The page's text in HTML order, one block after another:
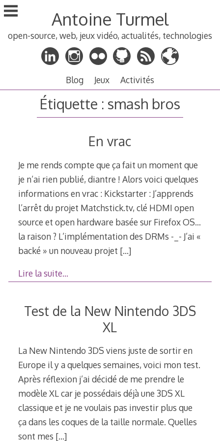
Aller
au
principal
Antoine Turmel
open-source, web, jeux vidéo, actualités, technologies
Blog Jeux Activités
Étiquette : smash bros
En vrac
Je me rends compte que ça fait un moment que
je n’ai rien publié, diantre ! Alors voici quelques
informations en vrac : Kickstarter : J’apprends
l’arrêt du projet Matchstick.tv, clé HDMI open
source et open hardware basée sur Firefox OS…
la raison ? L’implémentation des DRMs -_- J’ai «
backé » un nouveau projet […]
Lire la suite…
Test de la New Nintendo 3DS
XL
La New Nintendo 3DS viens juste de sortir en
Europe il y a quelques semaines, voici mon test.
Après réflexion j’ai décidé de me prendre le
modèle XL car je possédais déjà une 3DS XL
classique et je ne voulais pas investir plus que
ça dans les coques de la taille normale. Quelles
sont mes […]